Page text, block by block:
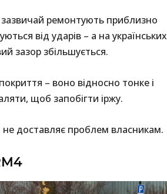
ремонтують приблизно
від ударів – а на українських
зазор збільшується.
– воно відносно тонке і
щоб запобігти іржу.
доставляє проблем власникам.